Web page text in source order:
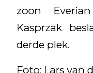
zoon
Kasprzak
derde plek.
Foto: Lars van